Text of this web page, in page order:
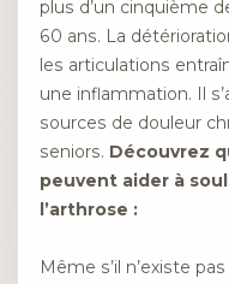
plus d’un cinquième
60 ans. La
les articulations
une inflammation. Il
sources de douleur
seniors. Découvrez
peuvent aider à
l’arthrose :
Même s’il n’existe